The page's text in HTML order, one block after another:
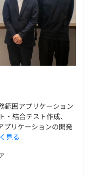
範囲アプリケーション
結合テスト作成、
プリケーションの開発
見る